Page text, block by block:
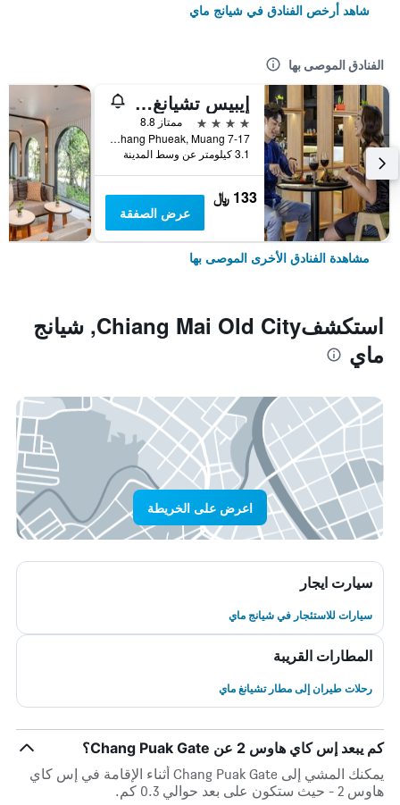
شاهد أرخص الفنادق في شيانج ماي
الفنادق الموصى بها
إيبيس تشيانغ ماي نيمان جورنيوب
4 نجوم
ممتاز 8.8
7-17 Moo 2, Huay Kaew Road Chang Phueak, Muang, شيانج ماي, تايلاند
3.1 كيلومتر عن وسط المدينة
133 ﷼
عرض الصفقة
مشاهدة الفنادق الأخرى الموصى بها
استكشفChiang Mai Old City, شيانج
ماي
اعرض على الخريطة
سيارت ايجار
سيارات للاستئجار في شيانج ماي
المطارات القريبة
رحلات طيران إلى مطار تشيانغ ماي
كم يبعد إس كاي هاوس 2 عن Chang Puak Gate؟
يمكنك المشي إلى Chang Puak Gate أثناء الإقامة في إس كاي
هاوس 2 - حيث ستكون على بعد حوالي 0.3 كم.